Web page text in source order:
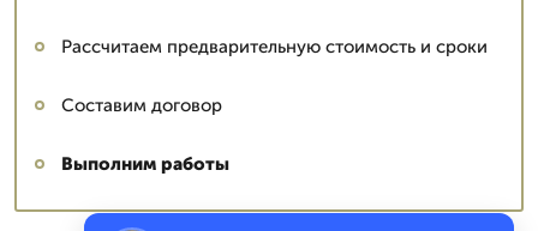
Рассчитаем предварительную стоимость и сроки
Составим договор
Выполним работы